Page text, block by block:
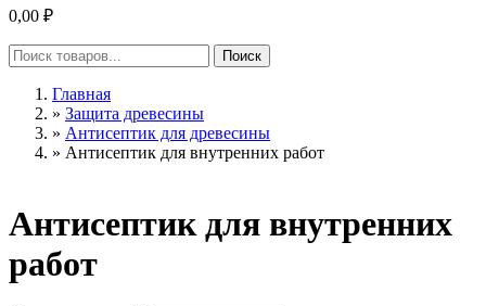
0,00 ₽
Главная
» Защита древесины
» Антисептик для древесины
» Антисептик для внутренних работ
Антисептик для внутренних
работ